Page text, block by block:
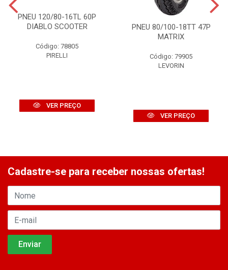
PNEU 120/80-16TL 60P
DIABLO SCOOTER
Código: 78805
PIRELLI
VER PREÇO
PNEU 80/100-18TT 47P
MATRIX
Código: 79905
LEVORIN
VER PREÇO
Cadastre-se para receber nossas ofertas!